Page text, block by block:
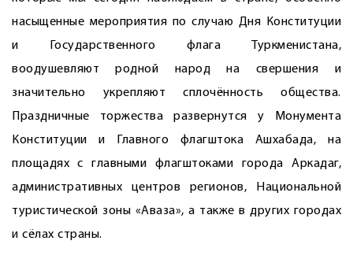
насыщенные мероприятия по случаю Дня Конституции
и Государственного флага Туркменистана,
воодушевляют родной народ на свершения и
значительно укрепляют сплочённость общества.
Праздничные торжества развернутся у Монумента
Конституции и Главного флагштока Ашхабада, на
площадях с главными флагштоками города Аркадаг,
административных центров регионов, Национальной
туристической зоны «Аваза», а также в других городах
и сёлах страны.